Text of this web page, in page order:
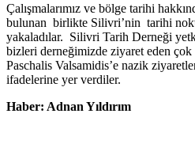
Çalışmalarımız ve bölge tarihi
bulunan birlikte Silivri’nin tarihi
yakaladılar. Silivri Tarih Derneği
bizleri derneğimizde ziyaret eden
Paschalis Valsamidis’e nazik
ifadelerine yer verdiler.
Haber: Adnan Yıldırım